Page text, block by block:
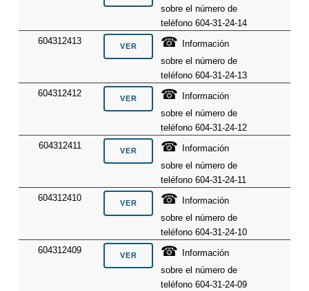
sobre el número de
teléfono 604-31-24-14
604312413
☎
Información
sobre el número de
teléfono 604-31-24-13
604312412
☎
Información
sobre el número de
teléfono 604-31-24-12
604312411
☎
Información
sobre el número de
teléfono 604-31-24-11
604312410
☎
Información
sobre el número de
teléfono 604-31-24-10
604312409
☎
Información
sobre el número de
teléfono 604-31-24-09